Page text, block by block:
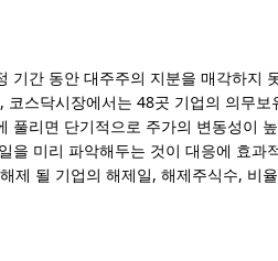
기간 동안 대주주의 지분을 매각하지
코스닥시장에서는 48곳 기업의 의무
풀리면 단기적으로 주가의 변동성이
을 미리 파악해두는 것이 대응에 효과
제 될 기업의 해제일, 해제주식수, 비